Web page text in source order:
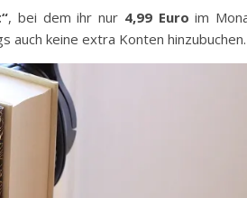
, bei dem ihr nur 4,99 Euro im
auch keine extra Konten hinzubuchen.